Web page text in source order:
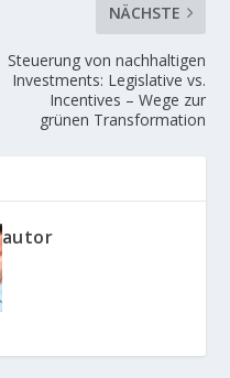
NÄCHSTE
Steuerung von nachhaltigen
Investments: Legislative vs.
Incentives – Wege zur
grünen Transformation
autor